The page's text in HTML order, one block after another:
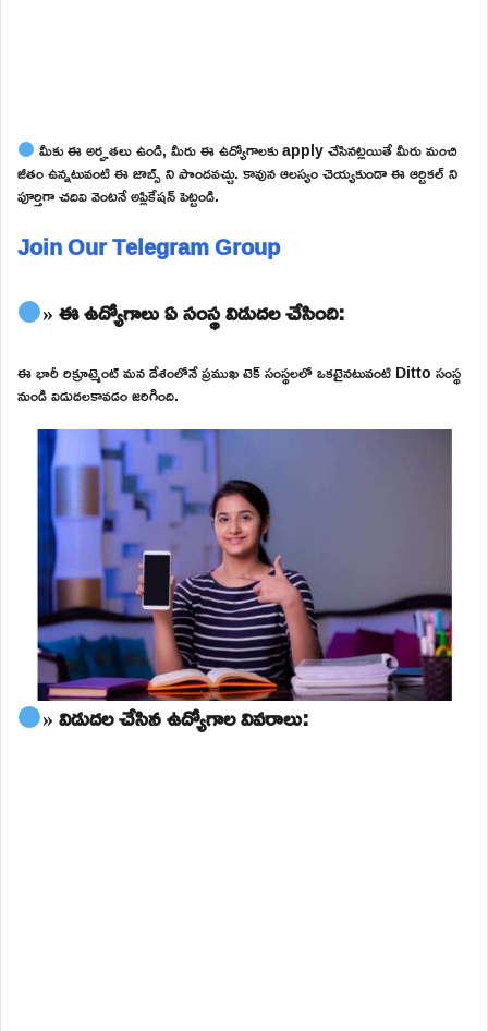
మీకు ఈ అర్హతలు ఉండి, మీరు ఈ ఉద్యోగాలకు apply చేసినట్లయితే మీరు మంచి
జీతం ఉన్నటువంటి ఈ జాబ్స్ ని పొందవచ్చు. కావున ఆలస్యం చెయ్యకుండా ఈ ఆర్టికల్ ని
పూర్తిగా చదివి వెంటనే అప్లికేషన్ పెట్టండి.
Join Our Telegram Group
» ఈ ఉద్యోగాలు ఏ సంస్థ విడుదల చేసింది:
ఈ భారీ రిక్రూట్మెంట్ మన దేశంలోనే ప్రముఖ టెక్ సంస్థలలో ఒకటైనటువంటి Ditto సంస్థ
నుండి విడుదలకావడం జరిగింది.
» విడుదల చేసిన ఉద్యోగాల వివరాలు: